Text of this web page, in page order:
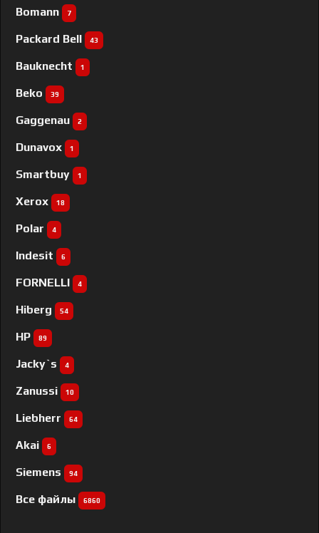
Bomann 7
Packard Bell 43
Bauknecht 1
Beko 39
Gaggenau 2
Dunavox 1
Smartbuy 1
Xerox 18
Polar 4
Indesit 6
FORNELLI 4
Hiberg 54
HP 89
Jacky`s 4
Zanussi 10
Liebherr 64
Akai 6
Siemens 94
Все файлы 6860